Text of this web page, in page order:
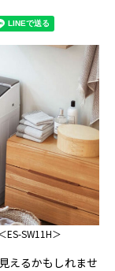
ES-SW11H＞
えるかもしれませ